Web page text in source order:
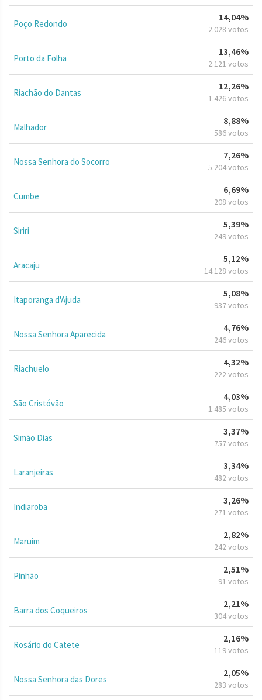
Poço Redondo
14,04%
2.028 votos
Porto da Folha
13,46%
2.121 votos
Riachão do Dantas
12,26%
1.426 votos
Malhador
8,88%
586 votos
Nossa Senhora do Socorro
7,26%
5.204 votos
Cumbe
6,69%
208 votos
Siriri
5,39%
249 votos
Aracaju
5,12%
14.128 votos
Itaporanga d'Ajuda
5,08%
937 votos
Nossa Senhora Aparecida
4,76%
246 votos
Riachuelo
4,32%
222 votos
São Cristóvão
4,03%
1.485 votos
Simão Dias
3,37%
757 votos
Laranjeiras
3,34%
482 votos
Indiaroba
3,26%
271 votos
Maruim
2,82%
242 votos
Pinhão
2,51%
91 votos
Barra dos Coqueiros
2,21%
304 votos
Rosário do Catete
2,16%
119 votos
Nossa Senhora das Dores
2,05%
283 votos